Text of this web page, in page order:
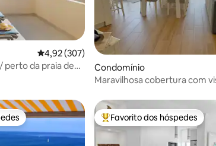
277avaliações
Classificação média de 4,92 em 5 estrelas,
4,92 (307)
perto da praia de
Condomínio
Maravilhosa cobertura com
mais apreciados Favoritos dos hóspedes mais
Favorito dos hóspedes